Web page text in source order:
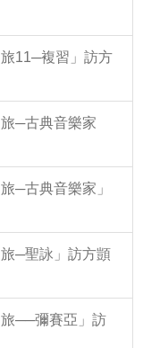
11─複習」訪方
─古典音樂家
─古典音樂家」
─聖詠」訪方顗
──彌賽亞」訪